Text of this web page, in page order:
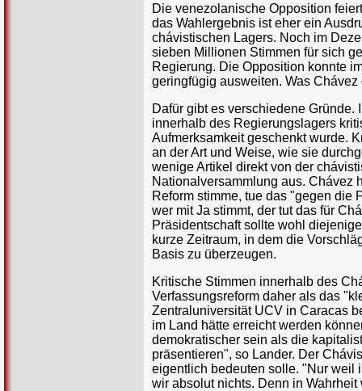
Die venezolanische Opposition
das Wahlergebnis ist eher ein
chávistischen Lagers. Noch im
sieben Millionen Stimmen für sich
Regierung. Die Opposition konnte
geringfügig ausweiten. Was
Dafür gibt es verschiedene
innerhalb des Regierungslagers
Aufmerksamkeit geschenkt wurde.
an der Art und Weise, wie sie
wenige Artikel direkt von der
Nationalversammlung aus. Chávez
Reform stimme, tue das "gegen die
wer mit Ja stimmt, der tut das für
Präsidentschaft sollte wohl
kurze Zeitraum, in dem die
Basis zu überzeugen.
Kritische Stimmen innerhalb des
Verfassungsreform daher als das
Zentraluniversität UCV in Caracas
im Land hätte erreicht werden
demokratischer sein als die
präsentieren", so Lander. Der
eigentlich bedeuten solle. "Nur weil
wir absolut nichts. Denn in